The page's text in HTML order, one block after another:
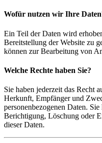
Wofür nutzen wir Ihre
Ein Teil der Daten wird
Bereitstellung der Website zu
können zur Bearbeitung von
Welche Rechte haben Sie?
Sie haben jederzeit das Recht
Herkunft, Empfänger und
personenbezogenen Daten.
Berichtigung, Löschung oder
dieser Daten.